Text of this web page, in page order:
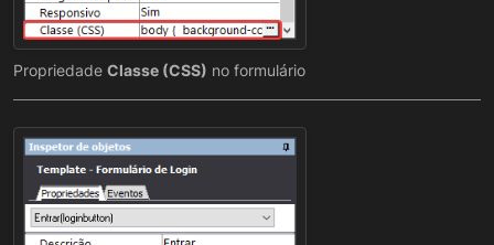
Propriedade Classe (CSS) no formulário